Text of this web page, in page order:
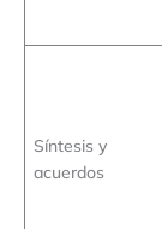
Síntesis y
acuerdos